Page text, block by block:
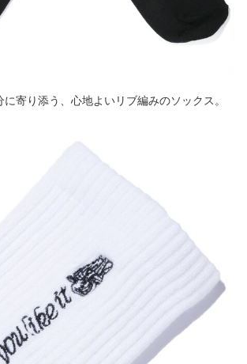
に寄り添う、心地よいリブ編みのソックス。